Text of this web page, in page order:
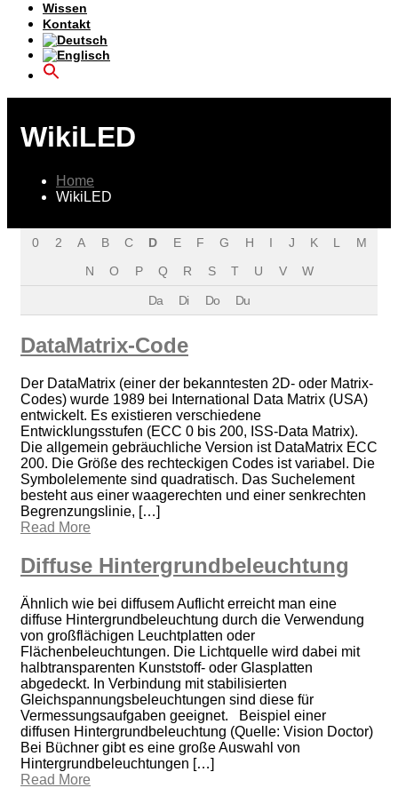
Wissen
Kontakt
WikiLED
Home
WikiLED
0 2 A B C D E F G H I J K L
M
N
O P Q R S T U V W
Da Di Do Du
DataMatrix-Code
Der DataMatrix (einer der bekanntesten 2D- oder Matrix-
Codes) wurde 1989 bei International Data Matrix (USA)
entwickelt. Es existieren verschiedene
Entwicklungsstufen (ECC 0 bis 200, ISS-Data Matrix).
Die allgemein gebräuchliche Version ist DataMatrix ECC
200. Die Größe des rechteckigen Codes ist variabel. Die
Symbolelemente sind quadratisch. Das Suchelement
besteht aus einer waagerechten und einer senkrechten
Begrenzungslinie, […]
Read More
Diffuse Hintergrundbeleuchtung
Ähnlich wie bei diffusem Auflicht erreicht man eine
diffuse Hintergrundbeleuchtung durch die Verwendung
von großflächigen Leuchtplatten oder
Flächenbeleuchtungen. Die Lichtquelle wird dabei mit
halbtransparenten Kunststoff- oder Glasplatten
abgedeckt. In Verbindung mit stabilisierten
Gleichspannungsbeleuchtungen sind diese für
Vermessungsaufgaben geeignet. Beispiel einer
diffusen Hintergrundbeleuchtung (Quelle: Vision Doctor)
Bei Büchner gibt es eine große Auswahl von
Hintergrundbeleuchtungen […]
Read More